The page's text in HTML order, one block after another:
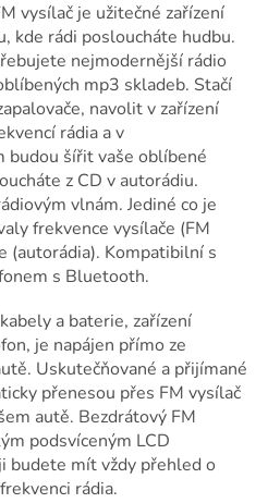
vysílač je užitečné zařízení
kde rádi posloucháte hudbu.
nejmodernější rádio
mp3 skladeb. Stačí
navolit v zařízení
rádia a v
budou šířit vaše oblíbené
z CD v autorádiu.
vlnám. Jediné co je
frekvence vysílače (FM
(autorádia). Kompatibilní s
s Bluetooth.
a baterie, zařízení
je napájen přímo ze
Uskutečňované a přijímané
přenesou přes FM vysílač
autě. Bezdrátový FM
podsvíceným LCD
budete mít vždy přehled o
rádia.